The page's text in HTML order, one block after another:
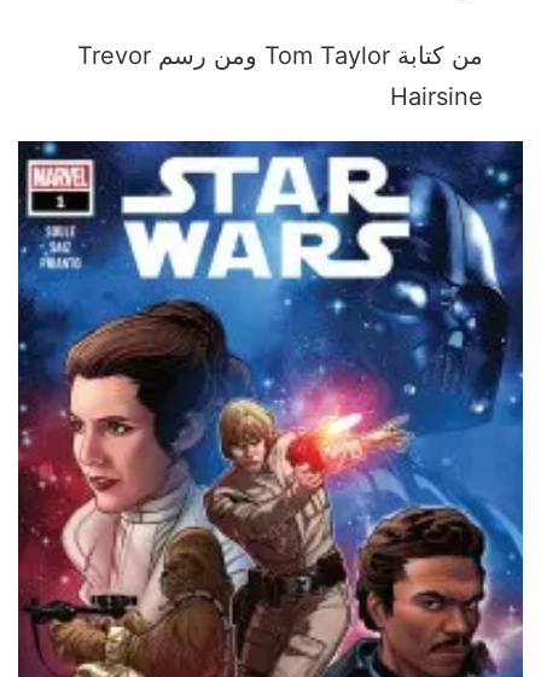
من كتابة Tom Taylor ومن رسم Trevor
Hairsine